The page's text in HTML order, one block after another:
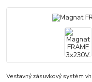
Vestavný zásuvkový systém